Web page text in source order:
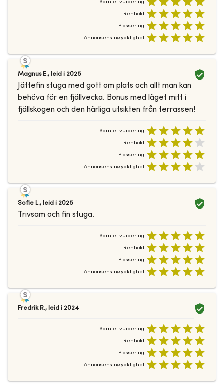
Samlet vurdering
Renhold
Plassering
Annonsens nøyaktighet
Magnus E., leid i 2025
Jättefin stuga med gott om plats och allt man kan
behöva för en fjällvecka. Bonus med läget mitt i
fjällskogen och den härliga utsikten från terrassen!
Samlet vurdering
Renhold
Plassering
Annonsens nøyaktighet
Sofie L., leid i 2025
Trivsam och fin stuga.
Samlet vurdering
Renhold
Plassering
Annonsens nøyaktighet
Fredrik R., leid i 2024
Samlet vurdering
Renhold
Plassering
Annonsens nøyaktighet